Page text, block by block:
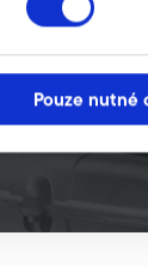
Pouze nutné